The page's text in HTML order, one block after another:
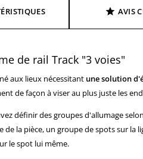
AVIS
de rail Track "3 voies"
aux lieux nécessitant une solution
de façon à viser au plus juste les
définir des groupes d'allumage
la pièce, un groupe de spots sur
le spot lui même.